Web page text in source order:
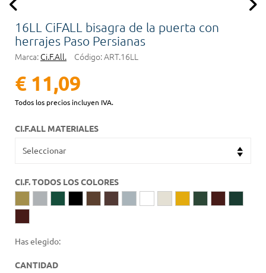
16LL CiFALL bisagra de la puerta con
herrajes Paso Persianas
Marca: Ci.F.All. Código:ART.16LL
€ 11,09
Todos los precios incluyen IVA.
CI.F.ALL MATERIALES
CI.F. TODOS LOS COLORES
Has elegido:
CANTIDAD